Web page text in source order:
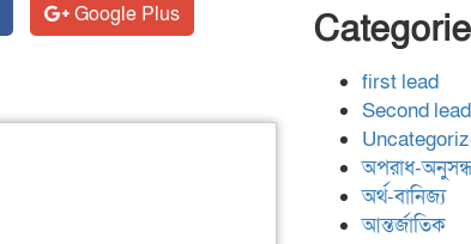
Google Plus
first lead
Second lead
অপরাধ-
অর্থ-বানিজ্য
আন্তর্জাতিক